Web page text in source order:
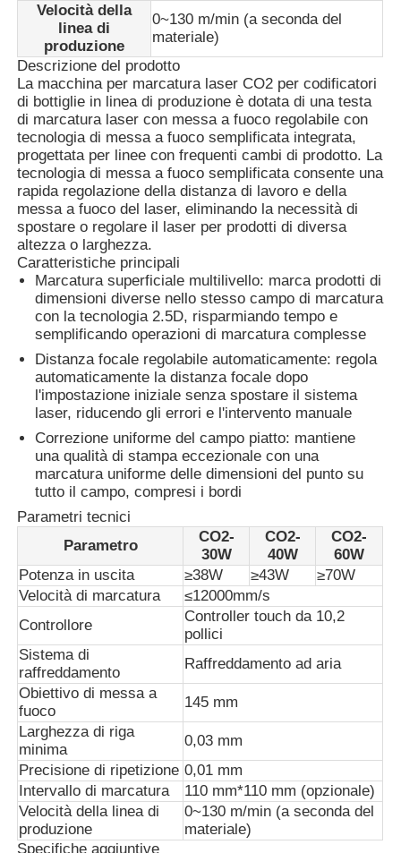
Chi siamo
Fatory Tour
Controllo di qualità
Contattaci
notizie
Richiedere un preventivo
Macchine per la marcatura laser a fibra
macchina tenuta in mano della marcatura del laser
Macchina di marcatura laser a CO2
Macchina per marcatura laser UV
stampante a getto d'inchiostro tij
Cartucce di inchiostro industriali
Convogliatore di pagine
Stampante UV industriale
Macchina di sigillamento continuo
Velocità della
linea di
produzione
0~130 m/min (a seconda del
materiale)
Descrizione del prodotto
La macchina per marcatura laser CO2 per codificatori
di bottiglie in linea di produzione è dotata di una testa
di marcatura laser con messa a fuoco regolabile con
tecnologia di messa a fuoco semplificata integrata,
progettata per linee con frequenti cambi di prodotto. La
tecnologia di messa a fuoco semplificata consente una
rapida regolazione della distanza di lavoro e della
messa a fuoco del laser, eliminando la necessità di
spostare o regolare il laser per prodotti di diversa
altezza o larghezza.
Caratteristiche principali
Marcatura superficiale multilivello: marca prodotti di
dimensioni diverse nello stesso campo di marcatura
con la tecnologia 2.5D, risparmiando tempo e
semplificando operazioni di marcatura complesse
Distanza focale regolabile automaticamente: regola
automaticamente la distanza focale dopo
l'impostazione iniziale senza spostare il sistema
laser, riducendo gli errori e l'intervento manuale
Correzione uniforme del campo piatto: mantiene
una qualità di stampa eccezionale con una
marcatura uniforme delle dimensioni del punto su
tutto il campo, compresi i bordi
Parametri tecnici
Parametro
CO2-
30W
CO2-
40W
CO2-
60W
Potenza in uscita
≥38W ≥43W
≥70W
Velocità di marcatura
≤12000mm/s
Controllore
Controller touch da 10,2
pollici
Sistema di
raffreddamento
Raffreddamento ad aria
Obiettivo di messa a
fuoco
145 mm
Larghezza di riga
minima
0,03 mm
Precisione di ripetizione 0,01 mm
Intervallo di marcatura
110 mm*110 mm (opzionale)
Velocità della linea di
produzione
0~130 m/min (a seconda del
materiale)
Specifiche aggiuntive